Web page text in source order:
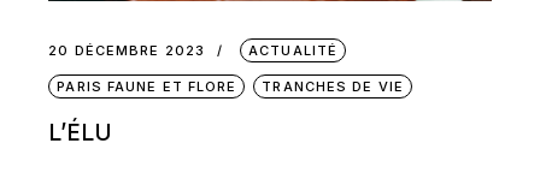
20 DÉCEMBRE 2023 ACTUALITÉ
PARIS FAUNE ET FLORE TRANCHES DE VIE
L’ÉLU